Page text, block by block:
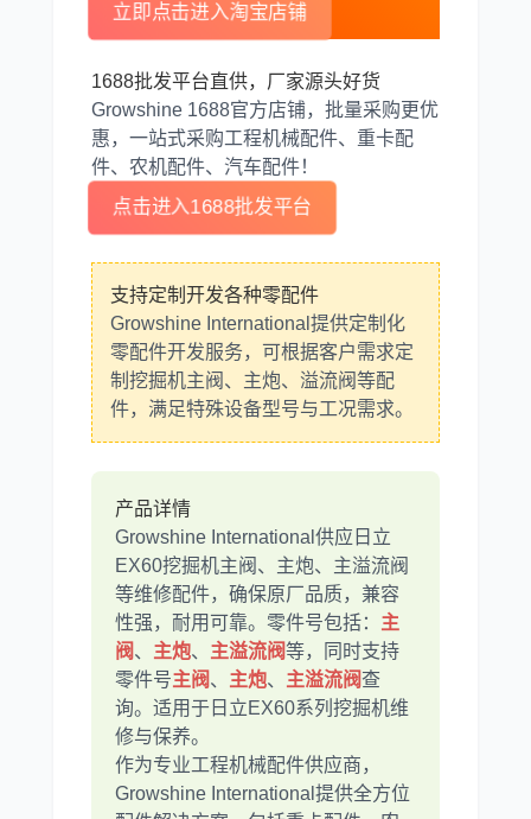
大宇 丰田
约翰迪尔 徐工
山猫 上柴
潍柴
立即点击进入淘宝店铺
1688批发平台直供，厂家源头好货
Growshine 1688官方店铺，批量采购更优
惠，一站式采购工程机械配件、重卡配
件、农机配件、汽车配件！
点击进入1688批发平台
支持定制开发各种零配件
Growshine International提供定制化
零配件开发服务，可根据客户需求定
制挖掘机主阀、主炮、溢流阀等配
件，满足特殊设备型号与工况需求。
产品详情
Growshine International供应日立
EX60挖掘机主阀、主炮、主溢流阀
等维修配件，确保原厂品质，兼容
性强，耐用可靠。零件号包括： 主
阀、 主炮、 主溢流阀等，同时支持
零件号主阀、 主炮、 主溢流阀查
询。适用于日立EX60系列挖掘机维
修与保养。
作为专业工程机械配件供应商，
Growshine International提供全方位